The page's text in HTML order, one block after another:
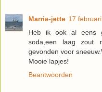
Marrie-jette 17
Heb ik ook al eens
soda,een laag zout
gevonden voor
Mooie lapjes!
Beantwoorden